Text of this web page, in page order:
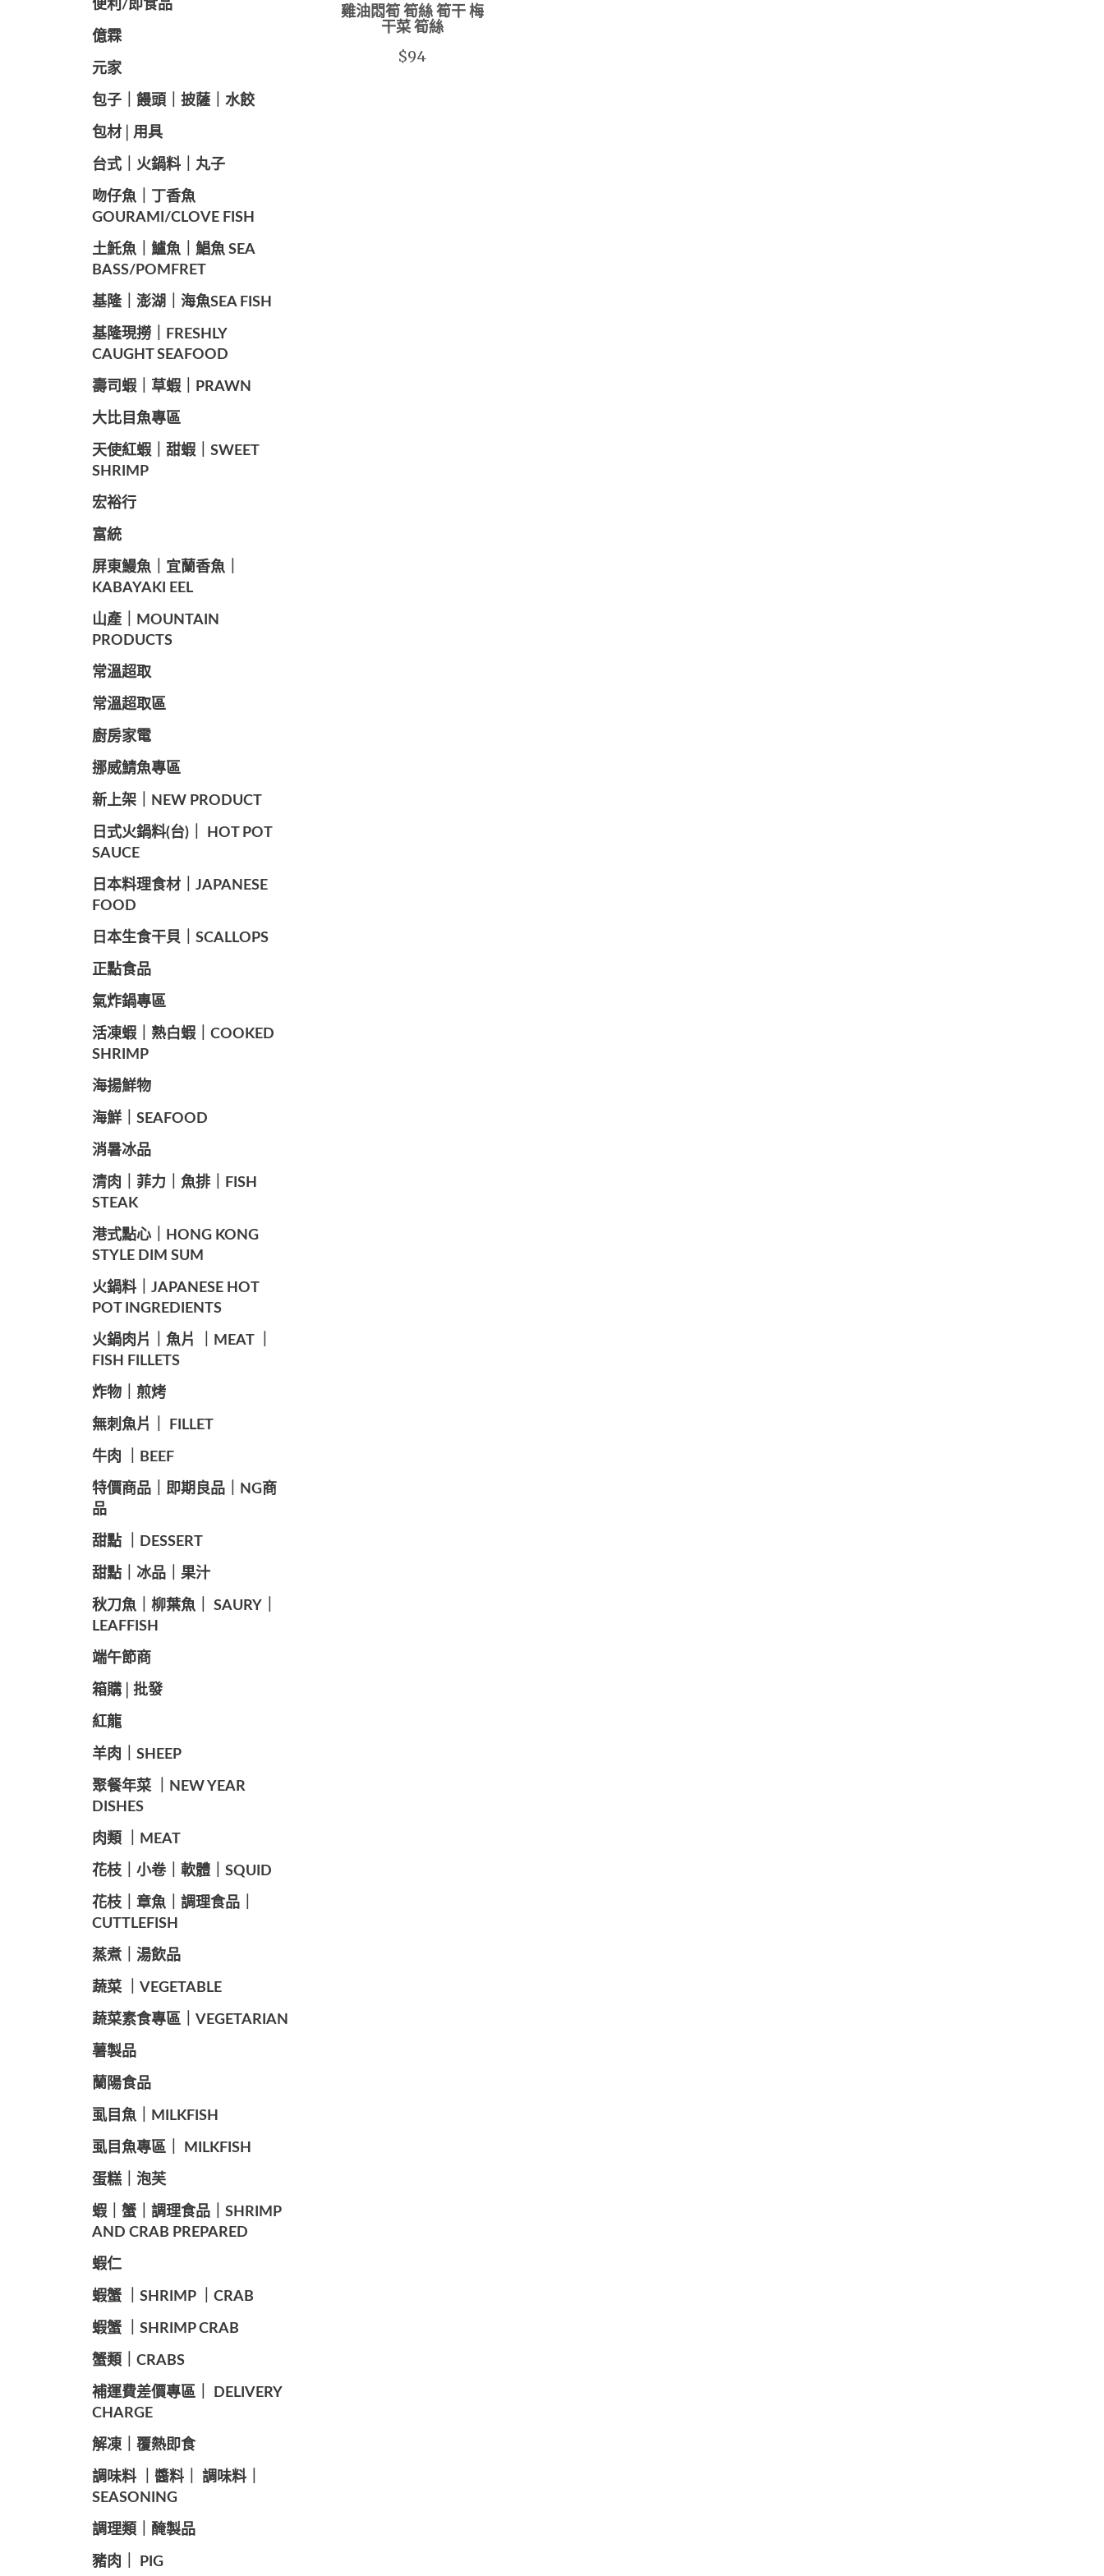
便利/即食品
億霖
元家
️包子｜饅頭｜披薩｜水餃
包材│用具
️台式｜火鍋料｜丸子
️吻仔魚｜丁香魚
GOURAMI/CLOVE FISH
️土魠魚｜鱸魚｜鯧魚 SEA ​​
BASS/POMFRET
️基隆｜澎湖｜海魚SEA ​​FISH
️基隆現撈｜FRESHLY
CAUGHT SEAFOOD
️壽司蝦｜草蝦｜PRAWN
️大比目魚專區
️天使紅蝦｜甜蝦｜SWEET
SHRIMP
宏裕行
富統
️屏東鰻魚｜宜蘭香魚｜
KABAYAKI EEL
山產｜MOUNTAIN
PRODUCTS
常溫超取
常溫超取區
廚房家電
️挪威鯖魚專區
️新上架｜NEW PRODUCT
️日式火鍋料(台)｜ HOT POT
SAUCE
️日本料理食材｜JAPANESE
FOOD
日本生食干貝｜SCALLOPS
正點食品
️氣炸鍋專區
️活凍蝦｜熟白蝦｜COOKED
SHRIMP
海揚鮮物
海鮮｜SEAFOOD
️消暑冰品
️清肉｜菲力｜魚排｜FISH
STEAK
️港式點心｜HONG KONG
STYLE DIM SUM
️火鍋料｜JAPANESE HOT
POT INGREDIENTS
️火鍋肉片｜魚片 ｜MEAT ｜
FISH FILLETS
️炸物｜煎烤
️無刺魚片｜ FILLET
牛肉 ｜BEEF
️特價商品｜即期良品｜NG商
品
甜點 ｜DESSERT
️甜點｜冰品｜果汁
️秋刀魚｜柳葉魚｜ SAURY｜
LEAFFISH
️端午節商️
️箱購│批發
紅龍
羊肉｜SHEEP
️聚餐年菜 ｜NEW YEAR
DISHES
肉類 ｜MEAT
️花枝｜小卷｜軟體｜SQUID
花枝｜章魚｜調理食品｜
CUTTLEFISH
️蒸煮｜湯飲品
蔬菜 ｜VEGETABLE
蔬菜素食專區｜VEGETARIAN
️薯製品
蘭陽食品
️虱目魚｜MILKFISH
️虱目魚專區｜ MILKFISH
️蛋糕｜泡芙
️蝦｜蟹｜調理食品｜SHRIMP
AND CRAB PREPARED
️蝦仁
️蝦蟹 ｜SHRIMP ｜CRAB
️蝦蟹 ｜SHRIMP CRAB
️蟹類｜CRABS
️補運費差價專區｜ DELIVERY
CHARGE
️解凍｜覆熱即食
️調味料 ｜醬料｜ 調味料｜
SEASONING
️調理類｜醃製品
豬肉｜ PIG
雞油悶筍 筍絲 筍干 梅
干菜 筍絲
$94